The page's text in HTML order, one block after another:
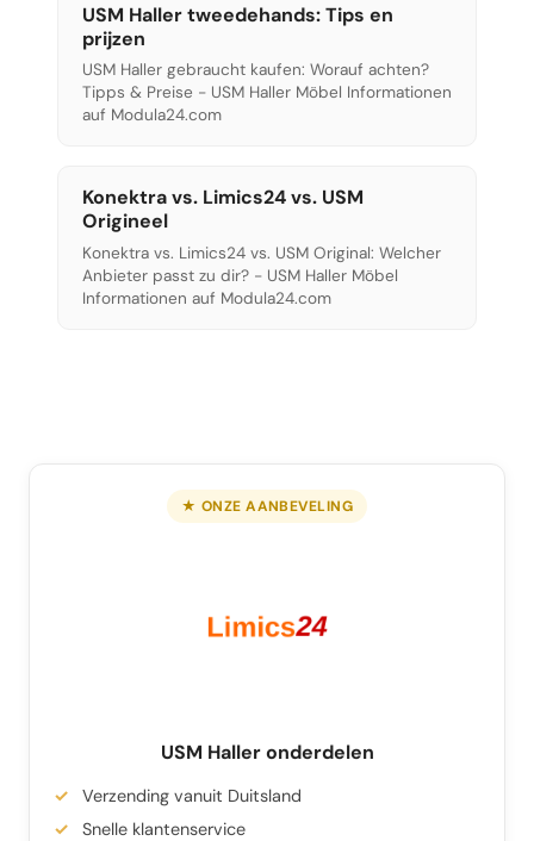
USM Haller tweedehands: Tips en
prijzen
USM Haller gebraucht kaufen: Worauf achten?
Tipps & Preise - USM Haller Möbel Informationen
auf Modula24.com
Konektra vs. Limics24 vs. USM
Origineel
Konektra vs. Limics24 vs. USM Original: Welcher
Anbieter passt zu dir? - USM Haller Möbel
Informationen auf Modula24.com
★ ONZE AANBEVELING
USM Haller onderdelen
Verzending vanuit Duitsland
Snelle klantenservice